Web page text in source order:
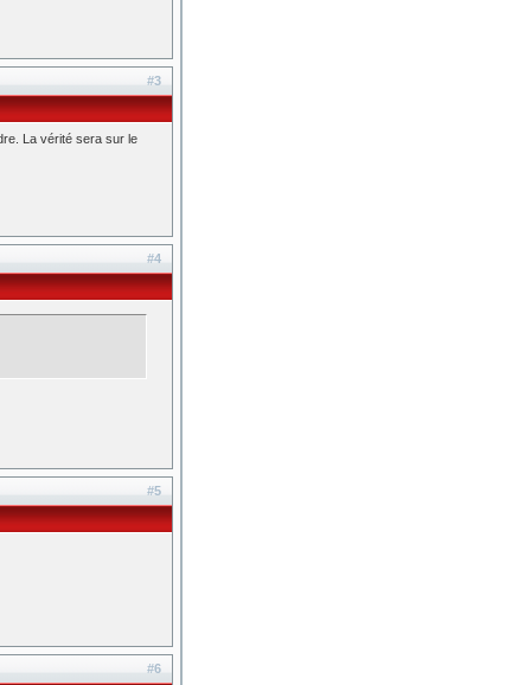
#3
La vérité sera sur le
#4
#5
#6